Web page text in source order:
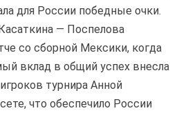
для России победные очки.
— Поспелова
со сборной Мексики, когда
вклад в общий успех внесла
турнира Анной
что обеспечило России